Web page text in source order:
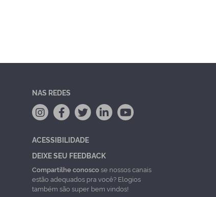
NAS REDES
ACESSIBILIDADE
DEIXE SEU FEEDBACK
Compartilhe conoscose nossos canais
estão adequados pra você? Elogios
também são super bem vindos!